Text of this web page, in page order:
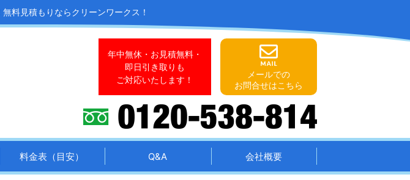
無料見積もりならクリーンワークス！
年中無休・お見積無料・
即日引き取りも
ご対応いたします！
メールでの
お問合せはこちら
料金表（目安） Q&A 会社概要